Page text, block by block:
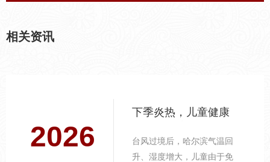
相关资讯
2026
下季炎热，儿童健康
台风过境后，哈尔滨气温回
升、湿度增大，儿童由于免